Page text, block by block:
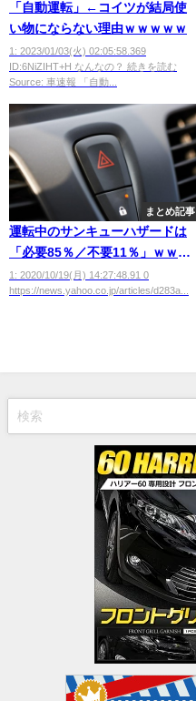
「自動運転」←コイツが結局使
い物にならない理由ｗｗｗｗｗ
1: 2023/01/03(火) 02:05:58.369
ID:6NiZIHT+H なんなの？ 続きを読む
Source: 車速報 「自動...
まとめ記事
運転中のサンキューハザードは
「必要85％／不要11％」ｗｗｗ
ｗｗｗｗ
1: 2020/10/19(月) 14:27:48.91 0
https://news.yahoo.co.jp/articles/d283a...